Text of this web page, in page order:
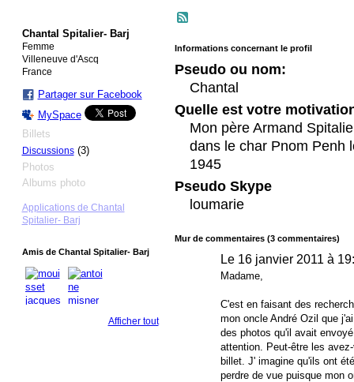
Chantal Spitalier- Barj
Femme
Villeneuve d'Ascq
France
Partager sur Facebook
MySpace
Billets
Discussions(3)
Photos
Albums photo
Applications de Chantal
Spitalier- Barj
Amis de Chantal Spitalier- Barj
Afficher tout
Informations concernant le profil
Pseudo ou nom:
Chantal
Quelle est votre
Mon père Armand
dans le char Pnom Penh
1945
Pseudo Skype
loumarie
Mur de commentaires (3 commentaires)
Le 16 janvier 2011 à
Madame,
C'est en faisant des
mon oncle André Ozil que
des photos qu'il avait
attention. Peut-être les
billet. J' imagine qu'ils ont
perdre de vue puisque mon